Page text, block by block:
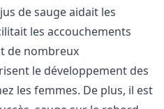
de sauge aidait les
les accouchements
de nombreux
le développement des
les femmes. De plus, il est